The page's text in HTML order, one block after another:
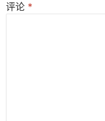
评论 *